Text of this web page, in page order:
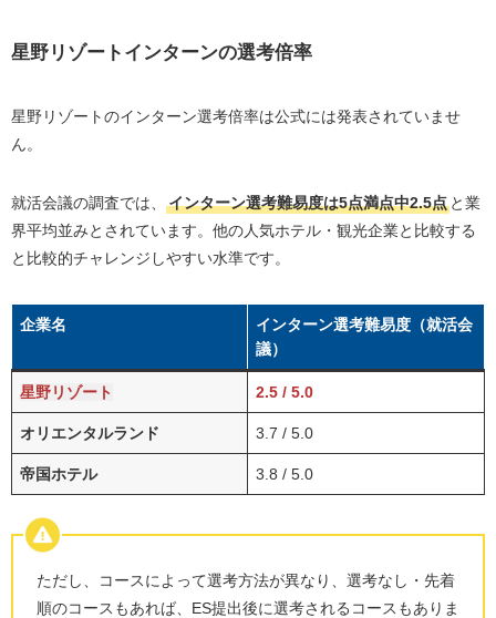
星野リゾートインターンの選考倍率
星野リゾートのインターン選考倍率は公式には発表されていませ
ん。
就活会議の調査では、 インターン選考難易度は5点満点中2.5点と業
界平均並みとされています。他の人気ホテル・観光企業と比較する
と比較的チャレンジしやすい水準です。
企業名
インターン選考難易度（就活会
議）
星野リゾート 2.5 / 5.0
オリエンタルランド 3.7 / 5.0
帝国ホテル 3.8 / 5.0
ただし、コースによって選考方法が異なり、選考なし・先着
順のコースもあれば、ES提出後に選考されるコースもありま